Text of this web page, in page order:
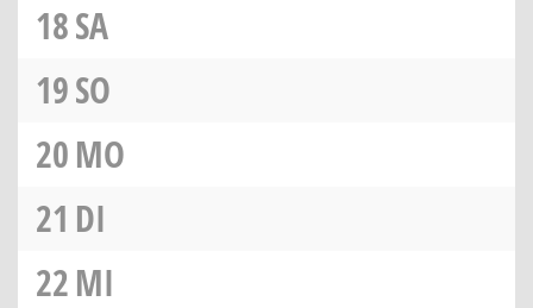
18SA
19SO
20MO
21 DI
22MI